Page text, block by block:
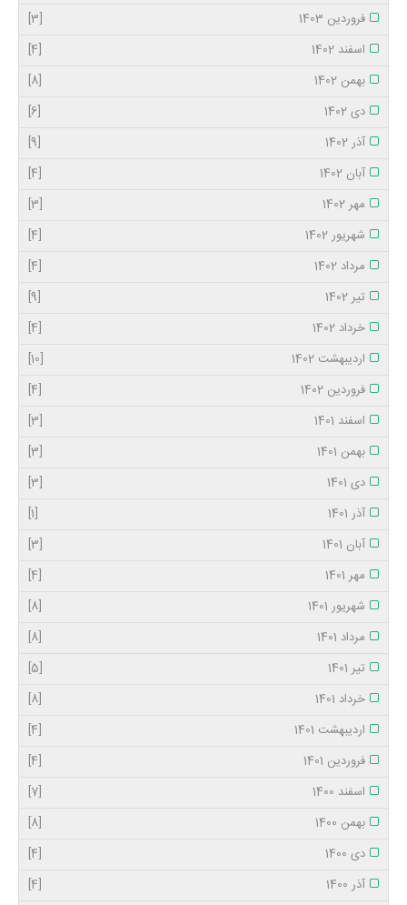
فروردین 1403
[3]
اسفند 1402
[4]
بهمن 1402
[8]
دی 1402
[6]
آذر 1402
[9]
آبان 1402
[4]
مهر 1402
[3]
شهریور 1402
[4]
مرداد 1402
[4]
تیر 1402
[9]
خرداد 1402
[4]
اردیبهشت 1402
[10]
فروردین 1402
[4]
اسفند 1401
[3]
بهمن 1401
[3]
دی 1401
[3]
آذر 1401
[1]
آبان 1401
[3]
مهر 1401
[4]
شهریور 1401
[8]
مرداد 1401
[8]
تیر 1401
[5]
خرداد 1401
[8]
اردیبهشت 1401
[4]
فروردین 1401
[4]
اسفند 1400
[7]
بهمن 1400
[8]
دی 1400
[4]
آذر 1400
[4]